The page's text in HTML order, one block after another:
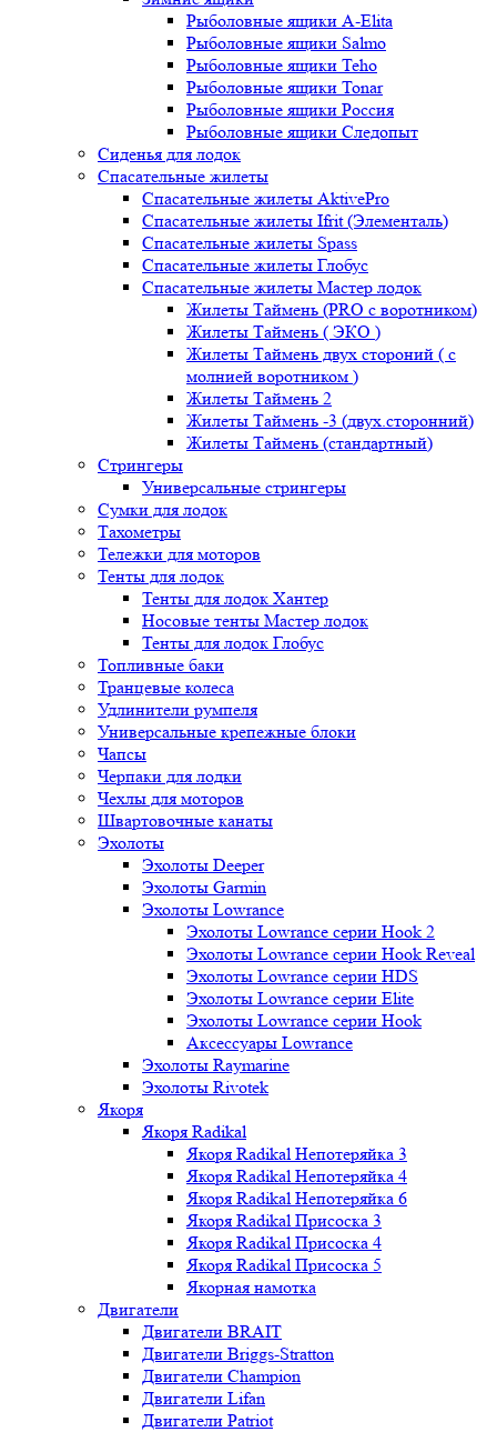
Рыболовные ящики A-Elita
Рыболовные ящики Salmo
Рыболовные ящики Teho
Рыболовные ящики Tonar
Рыболовные ящики Россия
Рыболовные ящики Следопыт
Сиденья для лодок
Спасательные жилеты
Спасательные жилеты AktivePro
Спасательные жилеты Ifrit (Элементаль)
Спасательные жилеты Spass
Спасательные жилеты Глобус
Спасательные жилеты Мастер лодок
Жилеты Таймень (PRO c воротником)
Жилеты Таймень ( ЭКО )
Жилеты Таймень двух стороний ( с
молнией воротником )
Жилеты Таймень 2
Жилеты Таймень -3 (двух.сторонний)
Жилеты Таймень (стандартный)
Стрингеры
Универсальные стрингеры
Сумки для лодок
Тахометры
Тележки для моторов
Тенты для лодок
Тенты для лодок Хантер
Носовые тенты Мастер лодок
Тенты для лодок Глобус
Топливные баки
Транцевые колеса
Удлинители румпеля
Универсальные крепежные блоки
Чапсы
Черпаки для лодки
Чехлы для моторов
Швартовочные канаты
Эхолоты
Эхолоты Deeper
Эхолоты Garmin
Эхолоты Lowrance
Эхолоты Lowrance серии Hook 2
Эхолоты Lowrance серии Hook Reveal
Эхолоты Lowrance серии HDS
Эхолоты Lowrance серии Elite
Эхолоты Lowrance серии Hook
Аксессуары Lowrance
Эхолоты Raymarine
Эхолоты Rivotek
Якоря
Якоря Radikal
Якоря Radikal Непотеряйка 3
Якоря Radikal Непотеряйка 4
Якоря Radikal Непотеряйка 6
Якоря Radikal Присоска 3
Якоря Radikal Присоска 4
Якоря Radikal Присоска 5
Якорная намотка
Двигатели
Двигатели BRAIT
Двигатели Briggs-Stratton
Двигатели Champion
Двигатели Lifan
Двигатели Patriot